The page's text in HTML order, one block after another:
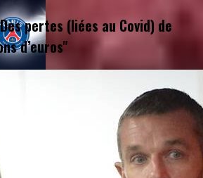
pertes (liées au Covid) de
d’euros"